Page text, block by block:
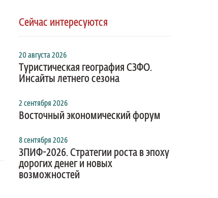
Сейчас интересуются
20 августа 2026
Туристическая география СЗФО.
Инсайты летнего сезона
2 сентября 2026
Восточный экономический форум
8 сентября 2026
ЗПИФ-2026. Стратегии роста в эпоху
дорогих денег и новых
возможностей